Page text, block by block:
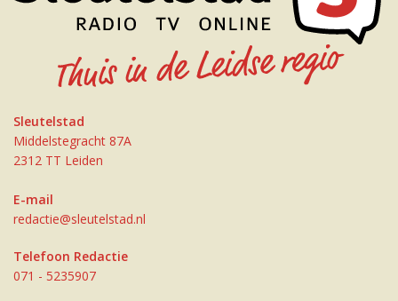
Sleutelstad
Middelstegracht 87A
2312 TT Leiden
E-mail
redactie@sleutelstad.nl
Telefoon Redactie
071 - 5235907